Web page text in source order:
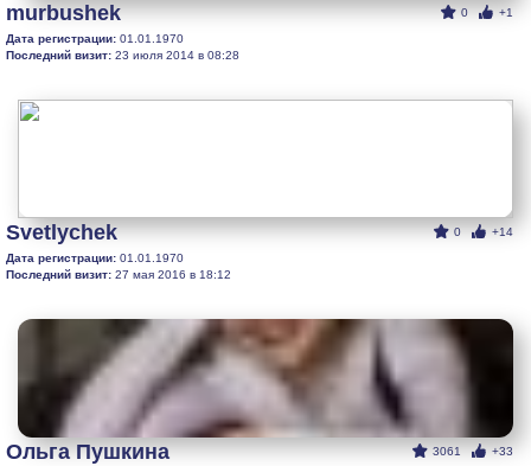
0 +1
murbushek
Дата регистрации: 01.01.1970
Последний визит: 23 июля 2014 в 08:28
0 +14
Svetlychek
Дата регистрации: 01.01.1970
Последний визит: 27 мая 2016 в 18:12
3061 +33
Ольга Пушкина